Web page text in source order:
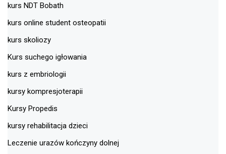
kurs NDT Bobath
kurs online student osteopatii
kurs skoliozy
Kurs suchego igłowania
kurs z embriologii
kursy kompresjoterapii
Kursy Propedis
kursy rehabilitacja dzieci
Leczenie urazów kończyny dolnej